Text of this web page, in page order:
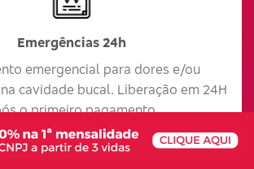
Emergências 24h
emergencial para dores e/ou
cavidade bucal. Liberação em 24H
o primeiro pagamento.